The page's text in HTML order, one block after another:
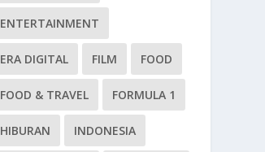
ENTERTAINMENT
ERA DIGITAL FILM FOOD
FOOD & TRAVEL FORMULA 1
HIBURAN INDONESIA